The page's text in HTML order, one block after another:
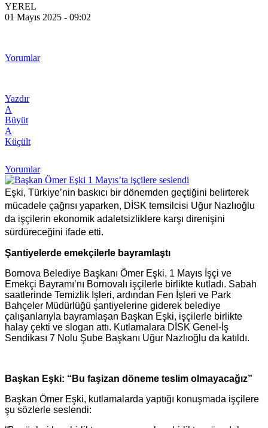
YEREL
01 Mayıs 2025 - 09:02
Yorumlar
Yazdır
A
Büyüt
A
Küçült
Yorumlar
Eşki, Türkiye’nin baskıcı bir dönemden geçtiğini belirterek
mücadele çağrısı yaparken, DİSK temsilcisi Uğur Nazlıoğlu
da işçilerin ekonomik adaletsizliklere karşı direnişini
sürdüreceğini ifade etti.
Şantiyelerde emekçilerle bayramlaştı
Bornova Belediye Başkanı Ömer Eşki, 1 Mayıs İşçi ve
Emekçi Bayramı’nı Bornovalı işçilerle birlikte kutladı. Sabah
saatlerinde Temizlik İşleri, ardından Fen İşleri ve Park
Bahçeler Müdürlüğü şantiyelerine giderek belediye
çalışanlarıyla bayramlaşan Başkan Eşki, işçilerle birlikte
halay çekti ve slogan attı. Kutlamalara DİSK Genel-İş
Sendikası 7 Nolu Şube Başkanı Uğur Nazlıoğlu da katıldı.
Başkan Eşki: “Bu faşizan döneme teslim olmayacağız”
Başkan Ömer Eşki, kutlamalarda yaptığı konuşmada işçilere
şu sözlerle seslendi: